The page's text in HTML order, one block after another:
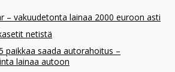
– vakuudetonta lainaa 2000 euroon asti
netistä
paikkaa saada autorahoitus –
lainaa autoon